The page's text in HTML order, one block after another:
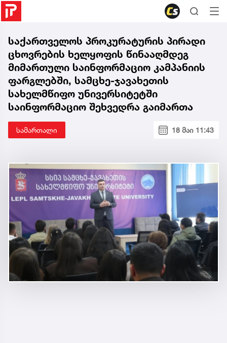
საქართველოს პროკურატურის პირადი
ცხოვრების ხელყოფის წინააღმდეგ
მიმართული საინფორმაციო კამპანიის
ფარგლებში, სამცხე-ჯავახეთის
სახელმწიფო უნივერსიტეტში
საინფორმაციო შეხვედრა გაიმართა
სამართალი 18 მაი 11:43